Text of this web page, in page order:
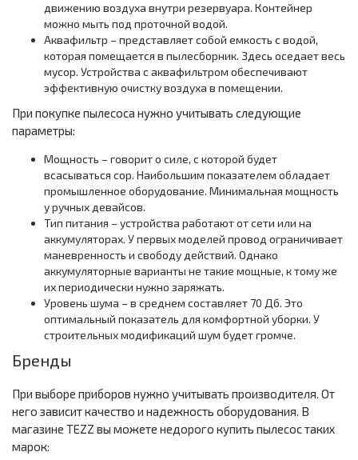
движению воздуха внутри резервуара. Контейнер
можно мыть под проточной водой.
Аквафильтр – представляет собой емкость с водой,
которая помещается в пылесборник. Здесь оседает весь
мусор. Устройства с аквафильтром обеспечивают
эффективную очистку воздуха в помещении.
При покупке пылесоса нужно учитывать следующие
параметры:
Мощность – говорит о силе, с которой будет
всасываться сор. Наибольшим показателем обладает
промышленное оборудование. Минимальная мощность
у ручных девайсов.
Тип питания – устройства работают от сети или на
аккумуляторах. У первых моделей провод ограничивает
маневренность и свободу действий. Однако
аккумуляторные варианты не такие мощные, к тому же
их периодически нужно заряжать.
Уровень шума – в среднем составляет 70 Дб. Это
оптимальный показатель для комфортной уборки. У
строительных модификаций шум будет громче.
Бренды
При выборе приборов нужно учитывать производителя. От
него зависит качество и надежность оборудования. В
магазине TEZZ вы можете недорого купить пылесос таких
марок: